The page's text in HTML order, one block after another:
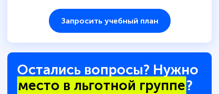
Запросить учебный план
Остались вопросы? Нужно
место в льготной группе?